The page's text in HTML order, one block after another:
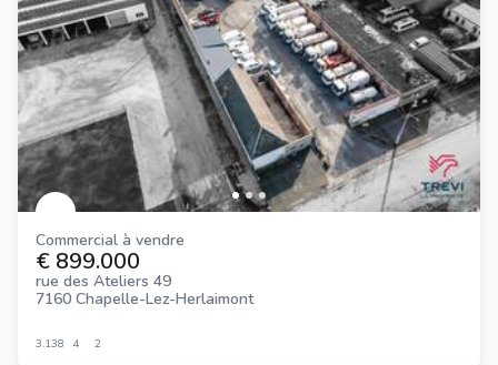
Commercial à vendre
€ 899.000
rue des Ateliers 49
7160 Chapelle-Lez-Herlaimont
3.138 4 2